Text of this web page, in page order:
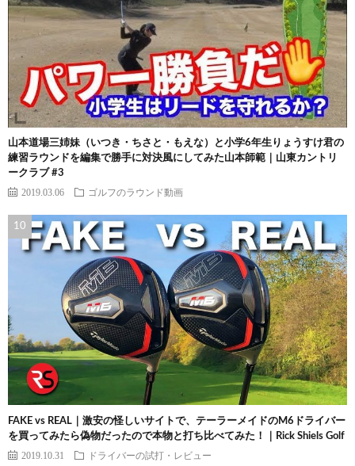
山本道場三姉妹（いつき・ちさと・もえな）と小学6年生りょうすけ君の
練習ラウンドを編集で勝手に対決風にしてみた山本師範｜山東カントリ
ークラブ #3
2019.03.06 ゴルフのラウンド動画
FAKE vs REAL｜激安の怪しいサイトで、テーラーメイドのM6ドライバー
を買ってみたら偽物だったので本物と打ち比べてみた！｜Rick Shiels Golf
2019.10.31 ドライバーの試打・レビュー